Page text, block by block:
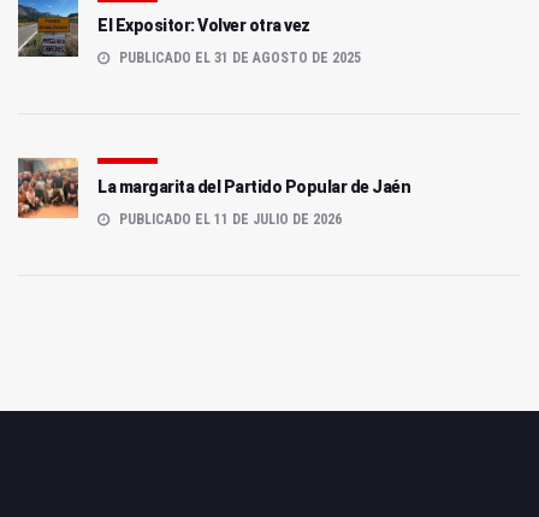
El Expositor: Volver otra vez
PUBLICADO EL 31 DE AGOSTO DE 2025
La margarita del Partido Popular de Jaén
PUBLICADO EL 11 DE JULIO DE 2026